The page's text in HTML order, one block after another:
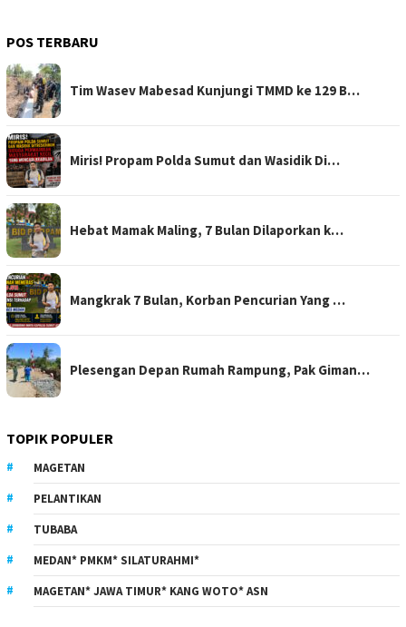
POS TERBARU
Tim Wasev Mabesad Kunjungi TMMD ke 129 B…
Miris! Propam Polda Sumut dan Wasidik Di…
Hebat Mamak Maling, 7 Bulan Dilaporkan k…
Mangkrak 7 Bulan, Korban Pencurian Yang …
Plesengan Depan Rumah Rampung, Pak Giman…
TOPIK POPULER
MAGETAN
PELANTIKAN
TUBABA
MEDAN* PMKM* SILATURAHMI*
MAGETAN* JAWA TIMUR* KANG WOTO* ASN